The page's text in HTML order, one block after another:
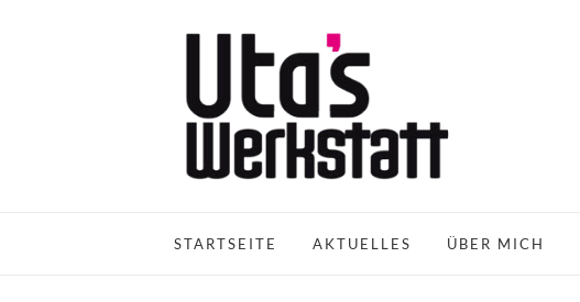
STARTSEITE AKTUELLES ÜBER MICH